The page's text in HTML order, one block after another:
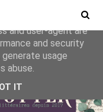
deliver its services
and user-agent are
and security
usage
abuse.
IT